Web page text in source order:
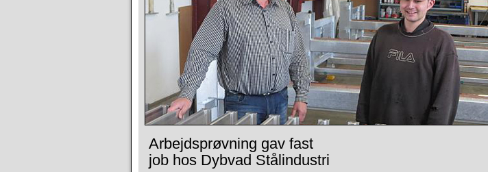
Arbejdsprøvning gav fast
job hos Dybvad Stålindustri